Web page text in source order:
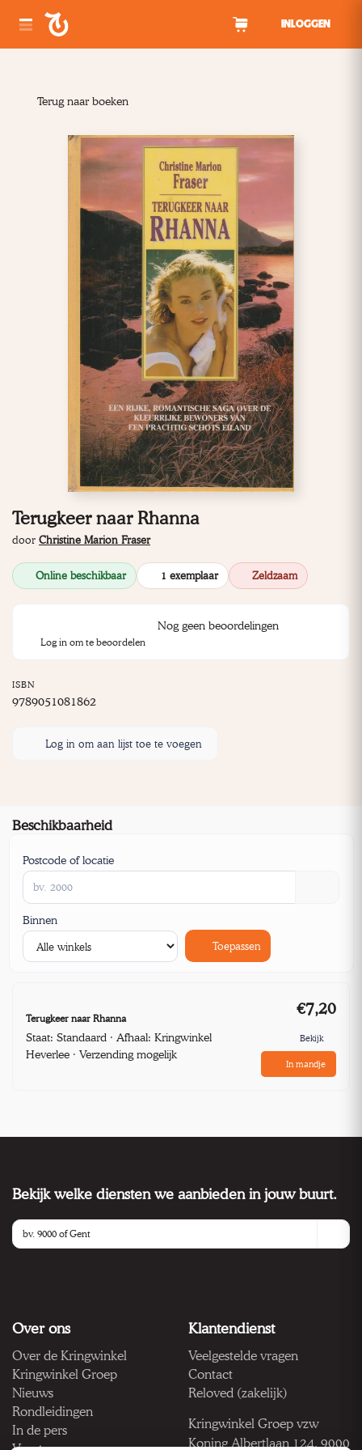
INLOGGEN
Terug naar boeken
Terugkeer naar Rhanna
door Christine Marion Fraser
Online beschikbaar 1 exemplaar Zeldzaam
Nog geen beoordelingen
Log in om te beoordelen
ISBN
9789051081862
Log in om aan lijst toe te voegen
Beschikbaarheid
Postcode of locatie
Binnen
Toepassen
Terugkeer naar Rhanna
Staat: Standaard · Afhaal: Kringwinkel
Heverlee · Verzending mogelijk
€7,20
Bekijk
In mandje
Bekijk welke diensten we aanbieden in jouw buurt.
Over ons
Over de Kringwinkel
Kringwinkel Groep
Nieuws
Rondleidingen
In de pers
Klantendienst
Veelgestelde vragen
Contact
Reloved (zakelijk)
Kringwinkel Groep vzw
Koning Albertlaan 124, 9000